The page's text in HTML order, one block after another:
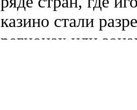
казино стали
регионах или